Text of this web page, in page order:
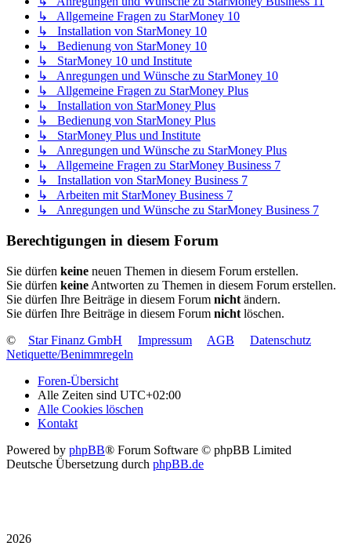
↳ Allgemeine Fragen zu StarMoney 10
↳ Installation von StarMoney 10
↳ Bedienung von StarMoney 10
↳ StarMoney 10 und Institute
↳ Anregungen und Wünsche zu StarMoney 10
↳ Allgemeine Fragen zu StarMoney Plus
↳ Installation von StarMoney Plus
↳ Bedienung von StarMoney Plus
↳ StarMoney Plus und Institute
↳ Anregungen und Wünsche zu StarMoney Plus
↳ Allgemeine Fragen zu StarMoney Business 7
↳ Installation von StarMoney Business 7
↳ Arbeiten mit StarMoney Business 7
↳ Anregungen und Wünsche zu StarMoney Business 7
Berechtigungen in diesem Forum
Sie dürfen keine neuen Themen in diesem Forum erstellen.
Sie dürfen keine Antworten zu Themen in diesem Forum erstellen.
Sie dürfen Ihre Beiträge in diesem Forum nicht ändern.
Sie dürfen Ihre Beiträge in diesem Forum nicht löschen.
©
Star Finanz GmbH Impressum AGB
Datenschutz
Netiquette/Benimmregeln
Foren-Übersicht
Alle Zeiten sind UTC+02:00
Alle Cookies löschen
Kontakt
Powered by phpBB® Forum Software © phpBB Limited
Deutsche Übersetzung durch phpBB.de
2026